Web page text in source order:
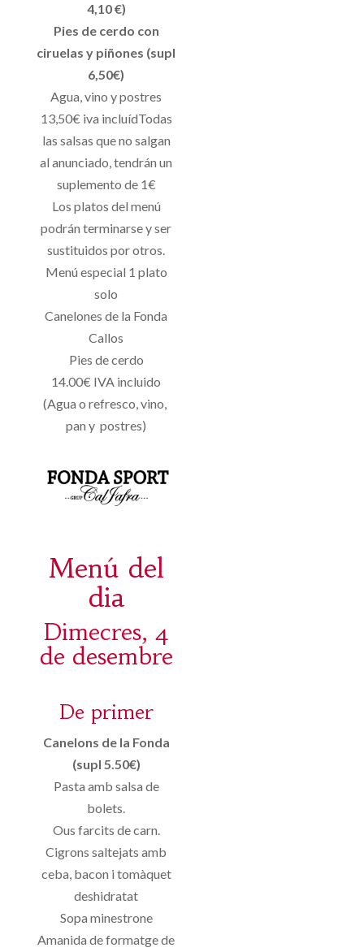
4,10 €)
Pies de cerdo con
ciruelas y piñones (supl
6,50€)
Agua, vino y postres
13,50€ iva incluídTodas
las salsas que no salgan
al anunciado, tendrán un
suplemento de 1€
Los platos del menú
podrán terminarse y ser
sustituidos por otros.
Menú especial 1 plato
solo
Canelones de la Fonda
Callos
Pies de cerdo
14.00€ IVA incluido
(Agua o refresco, vino,
pan y postres)
Menú del
dia
Dimecres, 4
de desembre
De primer
Canelons de la Fonda
(supl 5.50€)
Pasta amb salsa de
bolets.
Ous farcits de carn.
Cigrons saltejats amb
ceba, bacon i tomàquet
deshidratat
Sopa minestrone
Amanida de formatge de